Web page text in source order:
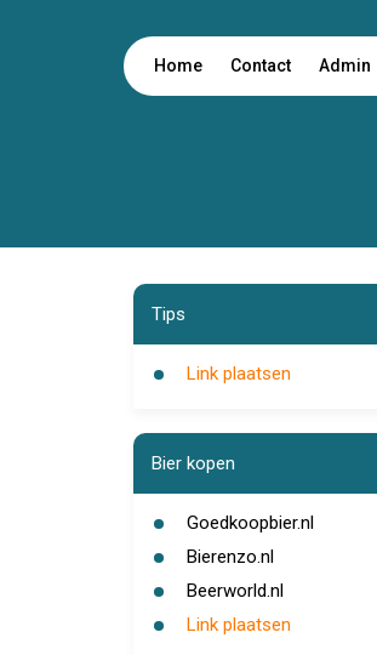
Home Contact Admin
Tips
Link plaatsen
Bier kopen
Goedkoopbier.nl
Bierenzo.nl
Beerworld.nl
Link plaatsen